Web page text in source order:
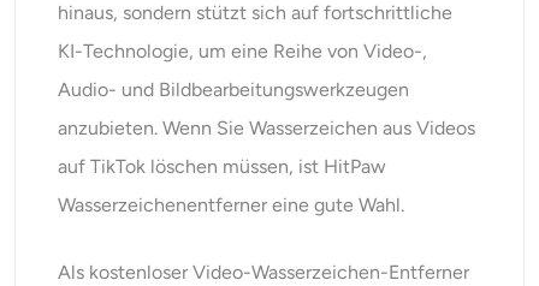
hinaus, sondern stützt sich auf fortschrittliche
KI-Technologie, um eine Reihe von Video-,
Audio- und Bildbearbeitungswerkzeugen
anzubieten. Wenn Sie Wasserzeichen aus Videos
auf TikTok löschen müssen, ist HitPaw
Wasserzeichenentferner eine gute Wahl.
Als kostenloser Video-Wasserzeichen-Entferner